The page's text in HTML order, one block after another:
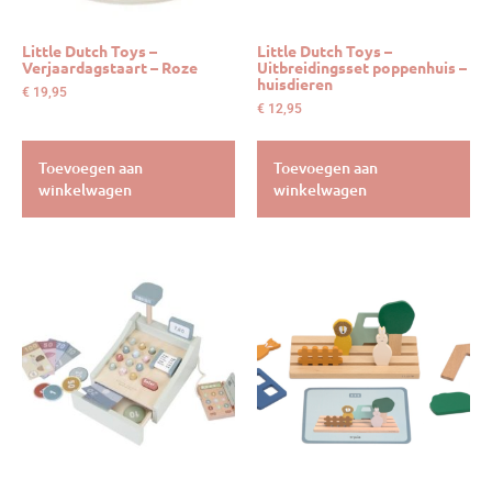
Little Dutch Toys –
Verjaardagstaart – Roze
€ 19,95
Toevoegen aan
winkelwagen
Little Dutch Toys –
Uitbreidingsset poppenhuis –
huisdieren
€ 12,95
Toevoegen aan
winkelwagen